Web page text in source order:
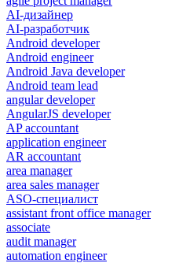
AI-дизайнер
AI-разработчик
Android developer
Android engineer
Android Java developer
Android team lead
angular developer
AngularJS developer
AP accountant
application engineer
AR accountant
area manager
area sales manager
ASO-специалист
assistant front office manager
associate
audit manager
automation engineer